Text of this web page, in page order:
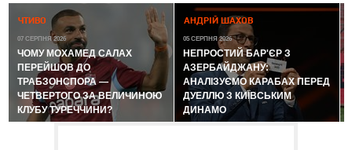
ЧТИВО
07 СЕРПНЯ 2026
ЧОМУ МОХАМЕД САЛАХ
ПЕРЕЙШОВ ДО
ТРАБЗОНСПОРА —
ЧЕТВЕРТОГО ЗА ВЕЛИЧИНОЮ
КЛУБУ ТУРЕЧЧИНИ?
АНДРІЙ ШАХОВ
05 СЕРПНЯ 2026
НЕПРОСТИЙ БАР'ЄР З
АЗЕРБАЙДЖАНУ:
АНАЛІЗУЄМО КАРАБАХ ПЕРЕД
ДУЕЛЛЮ З КИЇВСЬКИМ
ДИНАМО